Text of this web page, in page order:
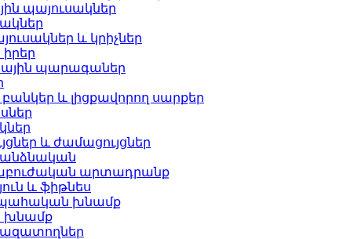
պայուսակներ
և կրիչներ
պարագաներ
և լիցքավորող սարքեր
և ժամացույցներ
անձնական
արտադրանք
և ֆիթնես
խնամք
խնամք
ազատողներ